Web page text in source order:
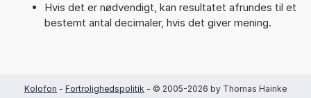
Hvis det er nødvendigt, kan resultatet afrundes til et
bestemt antal decimaler, hvis det giver mening.
Kolofon - Fortrolighedspolitik - © 2005-2026 by Thomas Hainke